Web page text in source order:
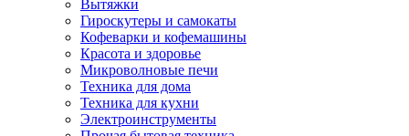
Вытяжки
Гироскутеры и самокаты
Кофеварки и кофемашины
Красота и здоровье
Микроволновые печи
Техника для дома
Техника для кухни
Электроинструменты